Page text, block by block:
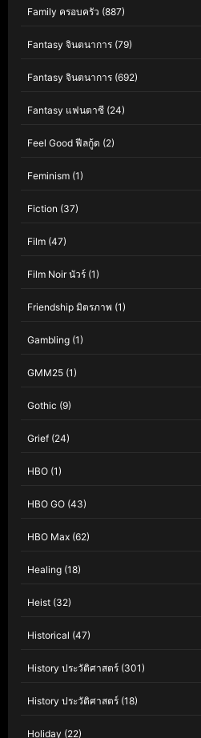
Family ครอบครัว (887)
Fantasy จินตนาการ (79)
Fantasy จินตนาการ (692)
Fantasy แฟนตาซี (24)
Feel Good ฟีลกู้ด (2)
Feminism (1)
Fiction (37)
Film (47)
Film Noir นัวร์ (1)
Friendship มิตรภาพ (1)
Gambling (1)
GMM25 (1)
Gothic (9)
Grief (24)
HBO (1)
HBO GO (43)
HBO Max (62)
Healing (18)
Heist (32)
Historical (47)
History ประวัติศาสตร์ (301)
History ประวัติศาสตร์ (18)
Holiday (22)